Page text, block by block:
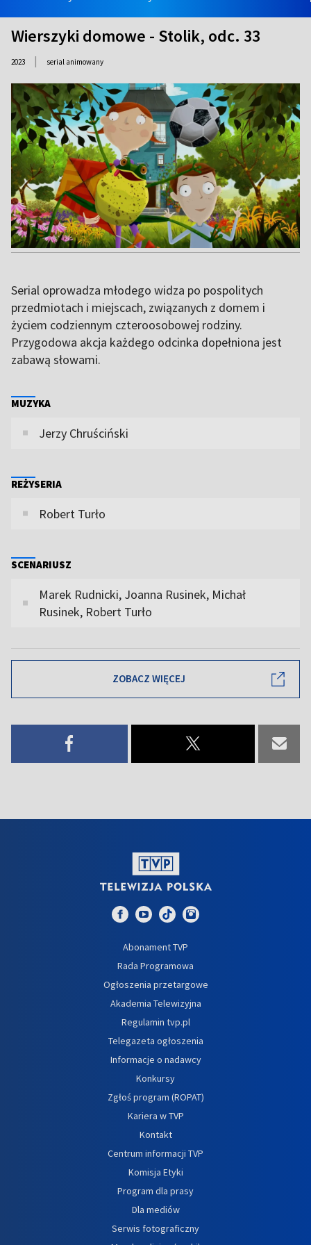
Wierszyki domowe - Stolik, odc. 33
2023 | serial animowany
Serial oprowadza młodego widza po pospolitych
przedmiotach i miejscach, związanych z domem i
życiem codziennym czteroosobowej rodziny.
Przygodowa akcja każdego odcinka dopełniona jest
zabawą słowami.
MUZYKA
Jerzy Chruściński
REŻYSERIA
Robert Turło
SCENARIUSZ
Marek Rudnicki, Joanna Rusinek, Michał
Rusinek, Robert Turło
ZOBACZ WIĘCEJ
Abonament TVP
Rada Programowa
Ogłoszenia przetargowe
Akademia Telewizyjna
Regulamin tvp.pl
Telegazeta ogłoszenia
Informacje o nadawcy
Konkursy
Zgłoś program (ROPAT)
Kariera w TVP
Kontakt
Centrum informacji TVP
Komisja Etyki
Program dla prasy
Dla mediów
Serwis fotograficzny